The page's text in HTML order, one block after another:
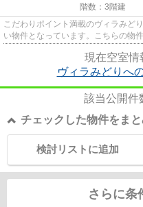
階数：3階建
こだわりポイント満載のヴィラみど
い物件となっています。こちらの物
現在空室情
ヴィラみどりへ
該当公開件
チェックした物件をま
検討リストに追加
さらに条